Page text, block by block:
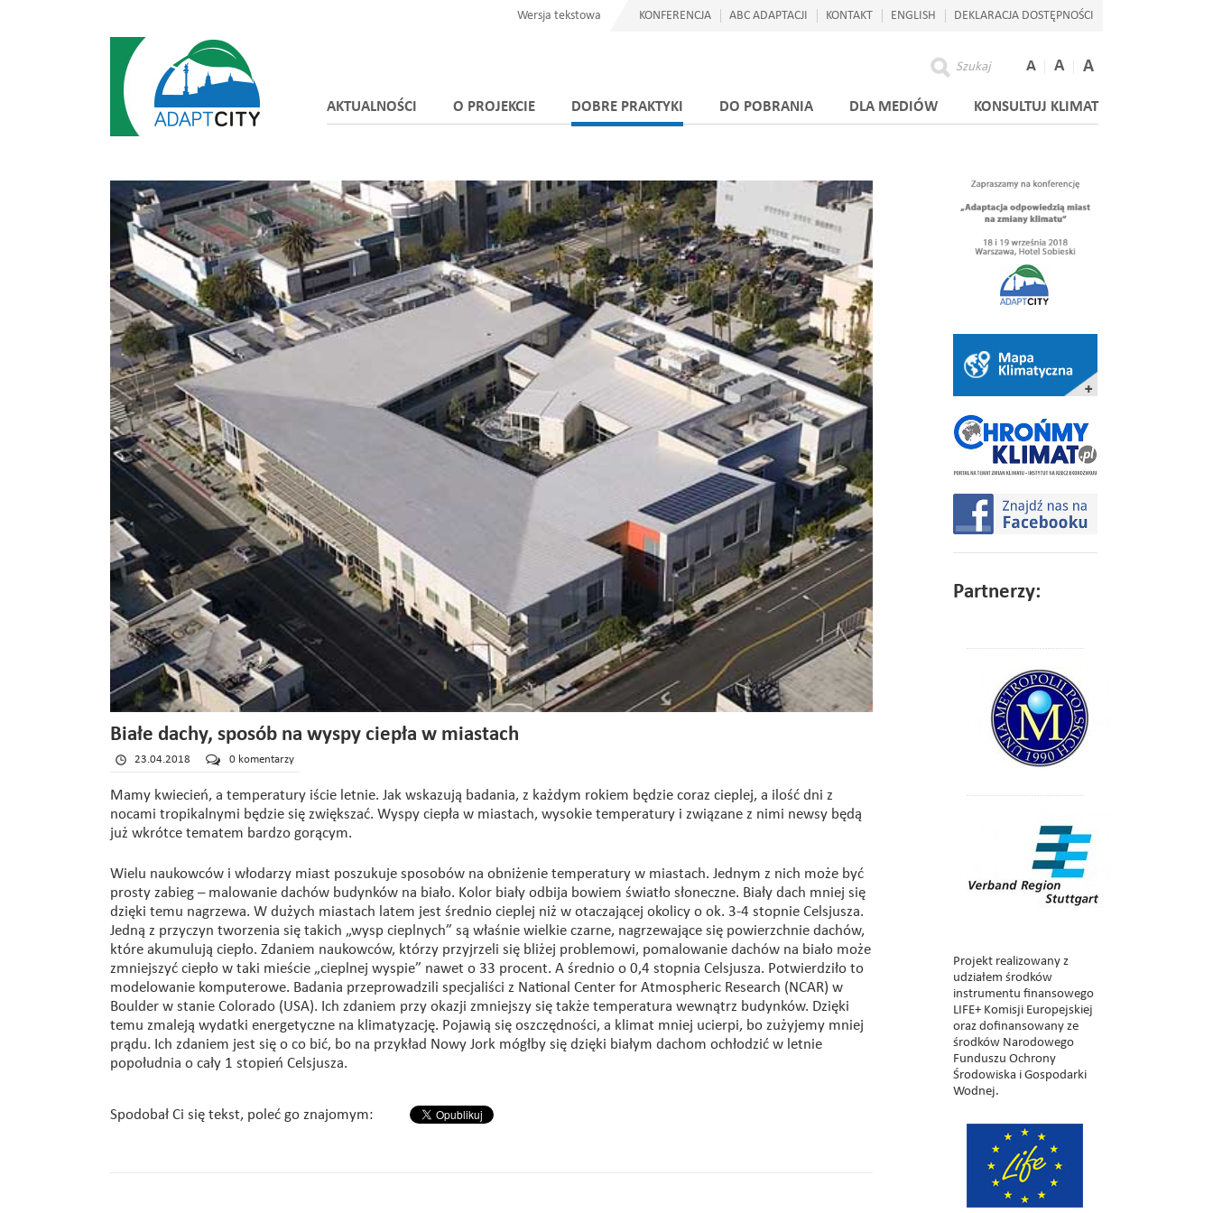
KONFERENCJA ABC ADAPTACJI KONTAKT ENGLISH DEKLARACJA DOSTĘPNOŚCI
A A A
Wersja tekstowa
Szukaj
AKTUALNOŚCI O PROJEKCIE DOBRE PRAKTYKI DO POBRANIA DLA MEDIÓW KONSULTUJ KLIMAT
Białe dachy, sposób na wyspy ciepła w miastach
23.04.2018 0 komentarzy
Mamy kwiecień, a temperatury iście letnie. Jak wskazują badania, z każdym rokiem będzie coraz cieplej, a ilość dni z
nocami tropikalnymi będzie się zwiększać. Wyspy ciepła w miastach, wysokie temperatury i związane z nimi newsy będą
już wkrótce tematem bardzo gorącym.
Wielu naukowców i włodarzy miast poszukuje sposobów na obniżenie temperatury w miastach. Jednym z nich może być
prosty zabieg – malowanie dachów budynków na biało. Kolor biały odbija bowiem światło słoneczne. Biały dach mniej się
dzięki temu nagrzewa. W dużych miastach latem jest średnio cieplej niż w otaczającej okolicy o ok. 3-4 stopnie Celsjusza.
Jedną z przyczyn tworzenia się takich „wysp cieplnych” są właśnie wielkie czarne, nagrzewające się powierzchnie dachów,
które akumulują ciepło. Zdaniem naukowców, którzy przyjrzeli się bliżej problemowi, pomalowanie dachów na biało może
zmniejszyć ciepło w taki mieście „cieplnej wyspie” nawet o 33 procent. A średnio o 0,4 stopnia Celsjusza. Potwierdziło to
modelowanie komputerowe. Badania przeprowadzili specjaliści z National Center for Atmospheric Research (NCAR) w
Boulder w stanie Colorado (USA). Ich zdaniem przy okazji zmniejszy się także temperatura wewnątrz budynków. Dzięki
temu zmaleją wydatki energetyczne na klimatyzację. Pojawią się oszczędności, a klimat mniej ucierpi, bo zużyjemy mniej
prądu. Ich zdaniem jest się o co bić, bo na przykład Nowy Jork mógłby się dzięki białym dachom ochłodzić w letnie
popołudnia o cały 1 stopień Celsjusza.
Spodobał Ci się tekst, poleć go znajomym:
Partnerzy:
Projekt realizowany z
udziałem środków
instrumentu finansowego
LIFE+ Komisji Europejskiej
oraz dofinansowany ze
środków Narodowego
Funduszu Ochrony
Środowiska i Gospodarki
Wodnej.